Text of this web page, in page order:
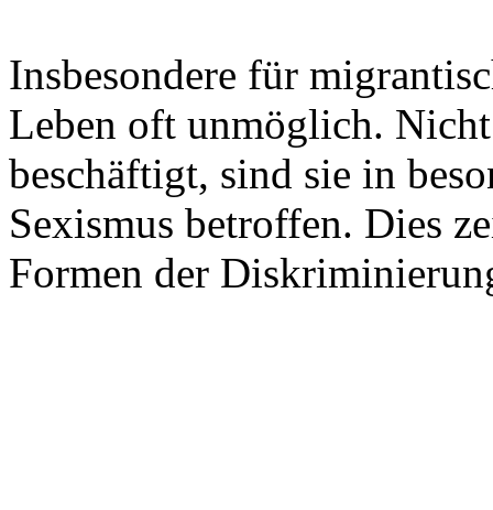
Insbesondere für
Leben oft unmöglich.
beschäftigt, sind sie in
Sexismus betroffen. Dies
Formen der